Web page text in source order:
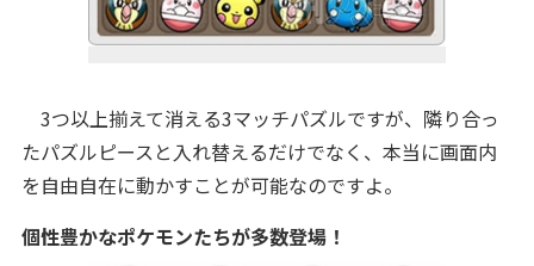
3つ以上揃えて消える3マッチパズルですが、隣り合っ
たパズルピースと入れ替えるだけでなく、本当に画面内
を自由自在に動かすことが可能なのですよ。
個性豊かなポケモンたちが多数登場！